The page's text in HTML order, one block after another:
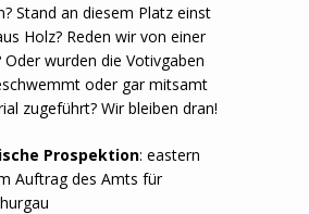
Stand an diesem Platz einst
Holz? Reden wir von einer
Oder wurden die Votivgaben
oder gar mitsamt
zugeführt? Wir bleiben dran!
Prospektion: eastern
Auftrag des Amts für